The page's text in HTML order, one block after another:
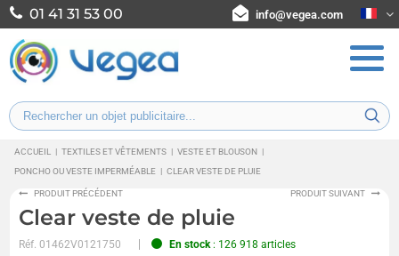
01 41 31 53 00 info@vegea.com
ACCUEIL | TEXTILES ET VÊTEMENTS | VESTE ET BLOUSON |
PONCHO OU VESTE IMPERMÉABLE | CLEAR VESTE DE PLUIE
PRODUIT PRÉCÉDENT PRODUIT SUIVANT
Clear veste de pluie
Réf.01462V0121750 En stock: 126 918 articles